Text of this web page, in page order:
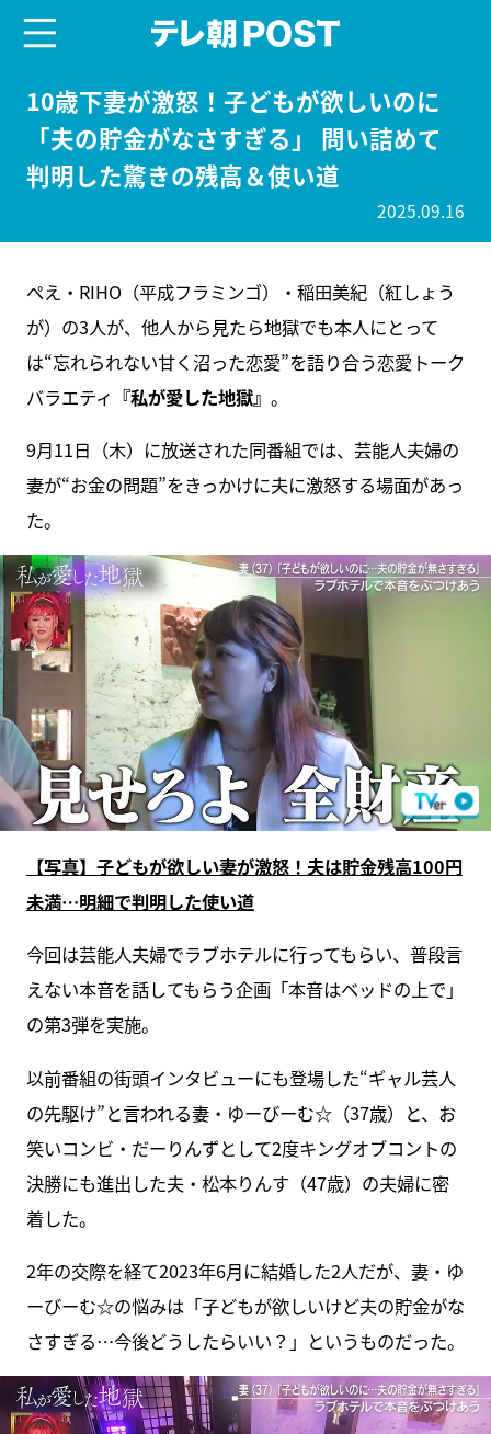
10歳下妻が激怒！子どもが欲しいのに
「夫の貯金がなさすぎる」 問い詰めて
判明した驚きの残高＆使い道
2025.09.16
ぺえ・RIHO（平成フラミンゴ）・稲田美紀（紅しょう
が）の3人が、他人から見たら地獄でも本人にとって
は“忘れられない甘く沼った恋愛”を語り合う恋愛トーク
バラエティ 『私が愛した地獄』 。
9月11日（木）に放送された同番組では、芸能人夫婦の
妻が“お金の問題”をきっかけに夫に激怒する場面があっ
た。
【写真】子どもが欲しい妻が激怒！夫は貯金残高100円
未満…明細で判明した使い道
今回は芸能人夫婦でラブホテルに行ってもらい、普段言
えない本音を話してもらう企画「本音はベッドの上で」
の第3弾を実施。
以前番組の街頭インタビューにも登場した“ギャル芸人
の先駆け”と言われる妻・ゆーびーむ☆（37歳）と、お
笑いコンビ・だーりんずとして2度キングオブコントの
決勝にも進出した夫・松本りんす（47歳）の夫婦に密
着した。
2年の交際を経て2023年6月に結婚した2人だが、妻・ゆ
ーびーむ☆の悩みは「子どもが欲しいけど夫の貯金がな
さすぎる…今後どうしたらいい？」というものだった。